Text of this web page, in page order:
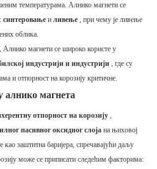
температурама. Алнико магнети се
синтеровање и ливење , при чему је ливење
облика.
Алнико магнети се широко користе у
индустрији и индустрији , где су
и отпорност на корозију критичне.
алнико магнета
отпорност на корозију ,
пасивног оксидног слоја на њиховој
заштитна баријера, спречавајући даљу
може се приписати следећим факторима: